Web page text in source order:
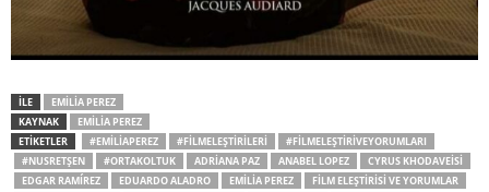
İLE
EMILIA PEREZ
KAYNAK
EMILIA PEREZ
ETİKETLER
#EMILIAPEREZ #FILMELEŞTIRILERI
#FILMELEŞTIRIVEYORUMLARI
#NUSRETŞEN
#ORTAKOLTUK ADRIANA PAZ ANABEL LOPEZ
CYRUS KHODAVEISI
EDGAR RAMÍREZ
EDUARDO ALADRO EMILIA PEREZ
FILM ELEŞTIRISI VE YORUMLAR